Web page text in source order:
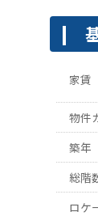
家賃
物件
築年
総階
ロケ